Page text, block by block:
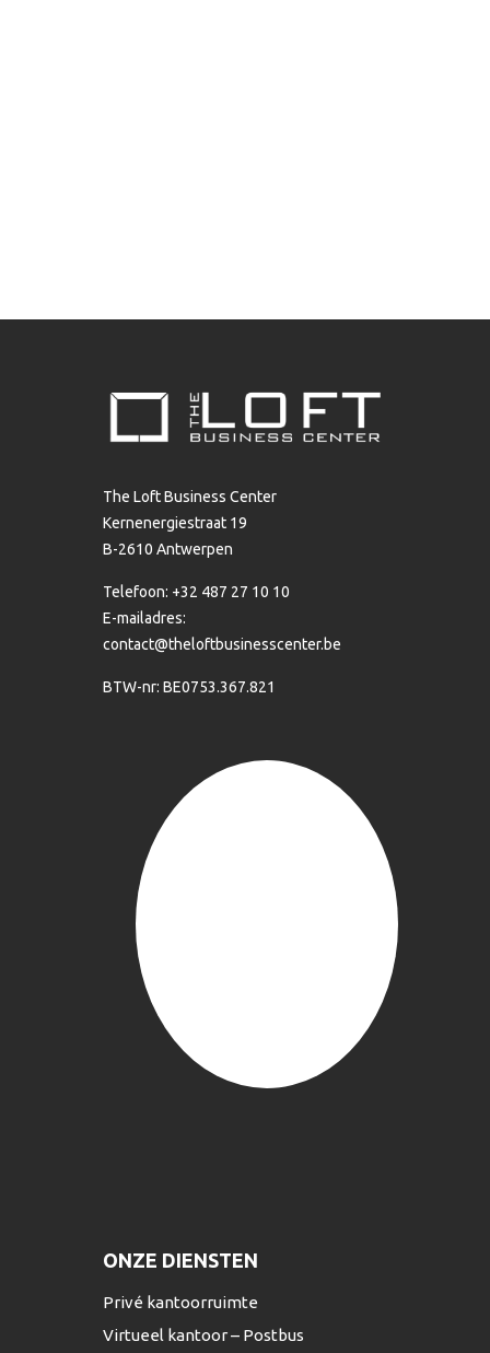
The Loft Business Center
Kernenergiestraat 19
B-2610 Antwerpen
Telefoon: +32 487 27 10 10
E-mailadres:
contact@theloftbusinesscenter.be
BTW-nr: BE0753.367.821
ONZE DIENSTEN
Privé kantoorruimte
Virtueel kantoor – Postbus